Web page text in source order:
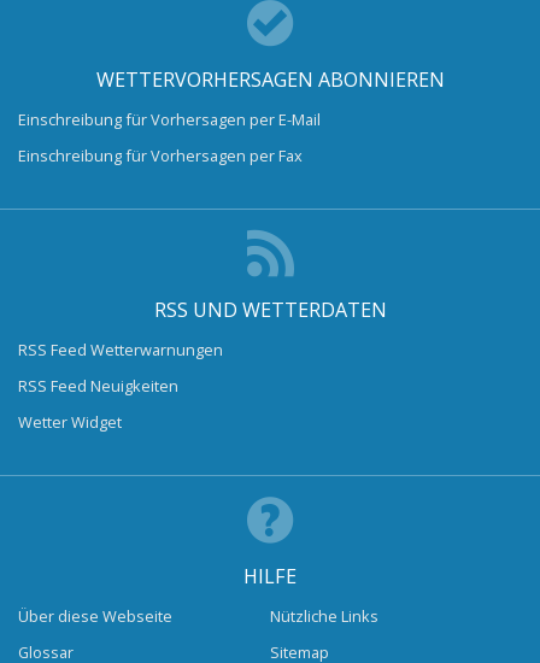
WETTERVORHERSAGEN ABONNIEREN
Einschreibung für Vorhersagen per E-Mail
Einschreibung für Vorhersagen per Fax
RSS UND WETTERDATEN
RSS Feed Wetterwarnungen
RSS Feed Neuigkeiten
Wetter Widget
HILFE
Über diese Webseite
Glossar
Nützliche Links
Sitemap